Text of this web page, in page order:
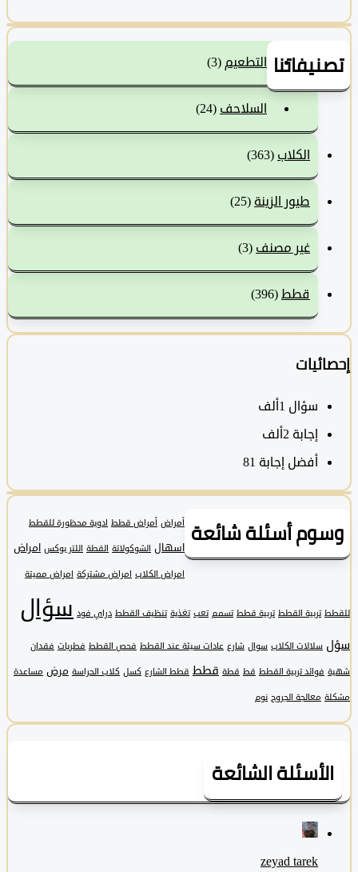
التطعيم(3)
السلاحف(24)
الكلاب(363)
طيور الزينة (25)
غير مصنف(3)
قطط (396)
سؤال1ألف
‫إجابة 2ألف
أفضل إجابة 81
أسئلة شائعة أمراض قطط ادوية محظورة للقطط
اسهال الشوكولاتة القطة اللتر بوكس امراض
امراض الكلاب امراض مشتركة امراض مميتة
تربية القطط تربية قطط تسمم تعب تغذية تنظيف القطط دراي فود سؤال
سلالات الكلاب سوال شارع عادات سيئة عند القطط فحص القطط فطريات فقدان
فوائد تربية القطط قط قطة قطط قطط الشارع كسل كلاب الحراسة مرض مساعدة
معالجة الجروح نوم
الشائعة
zeyad ‎tarek